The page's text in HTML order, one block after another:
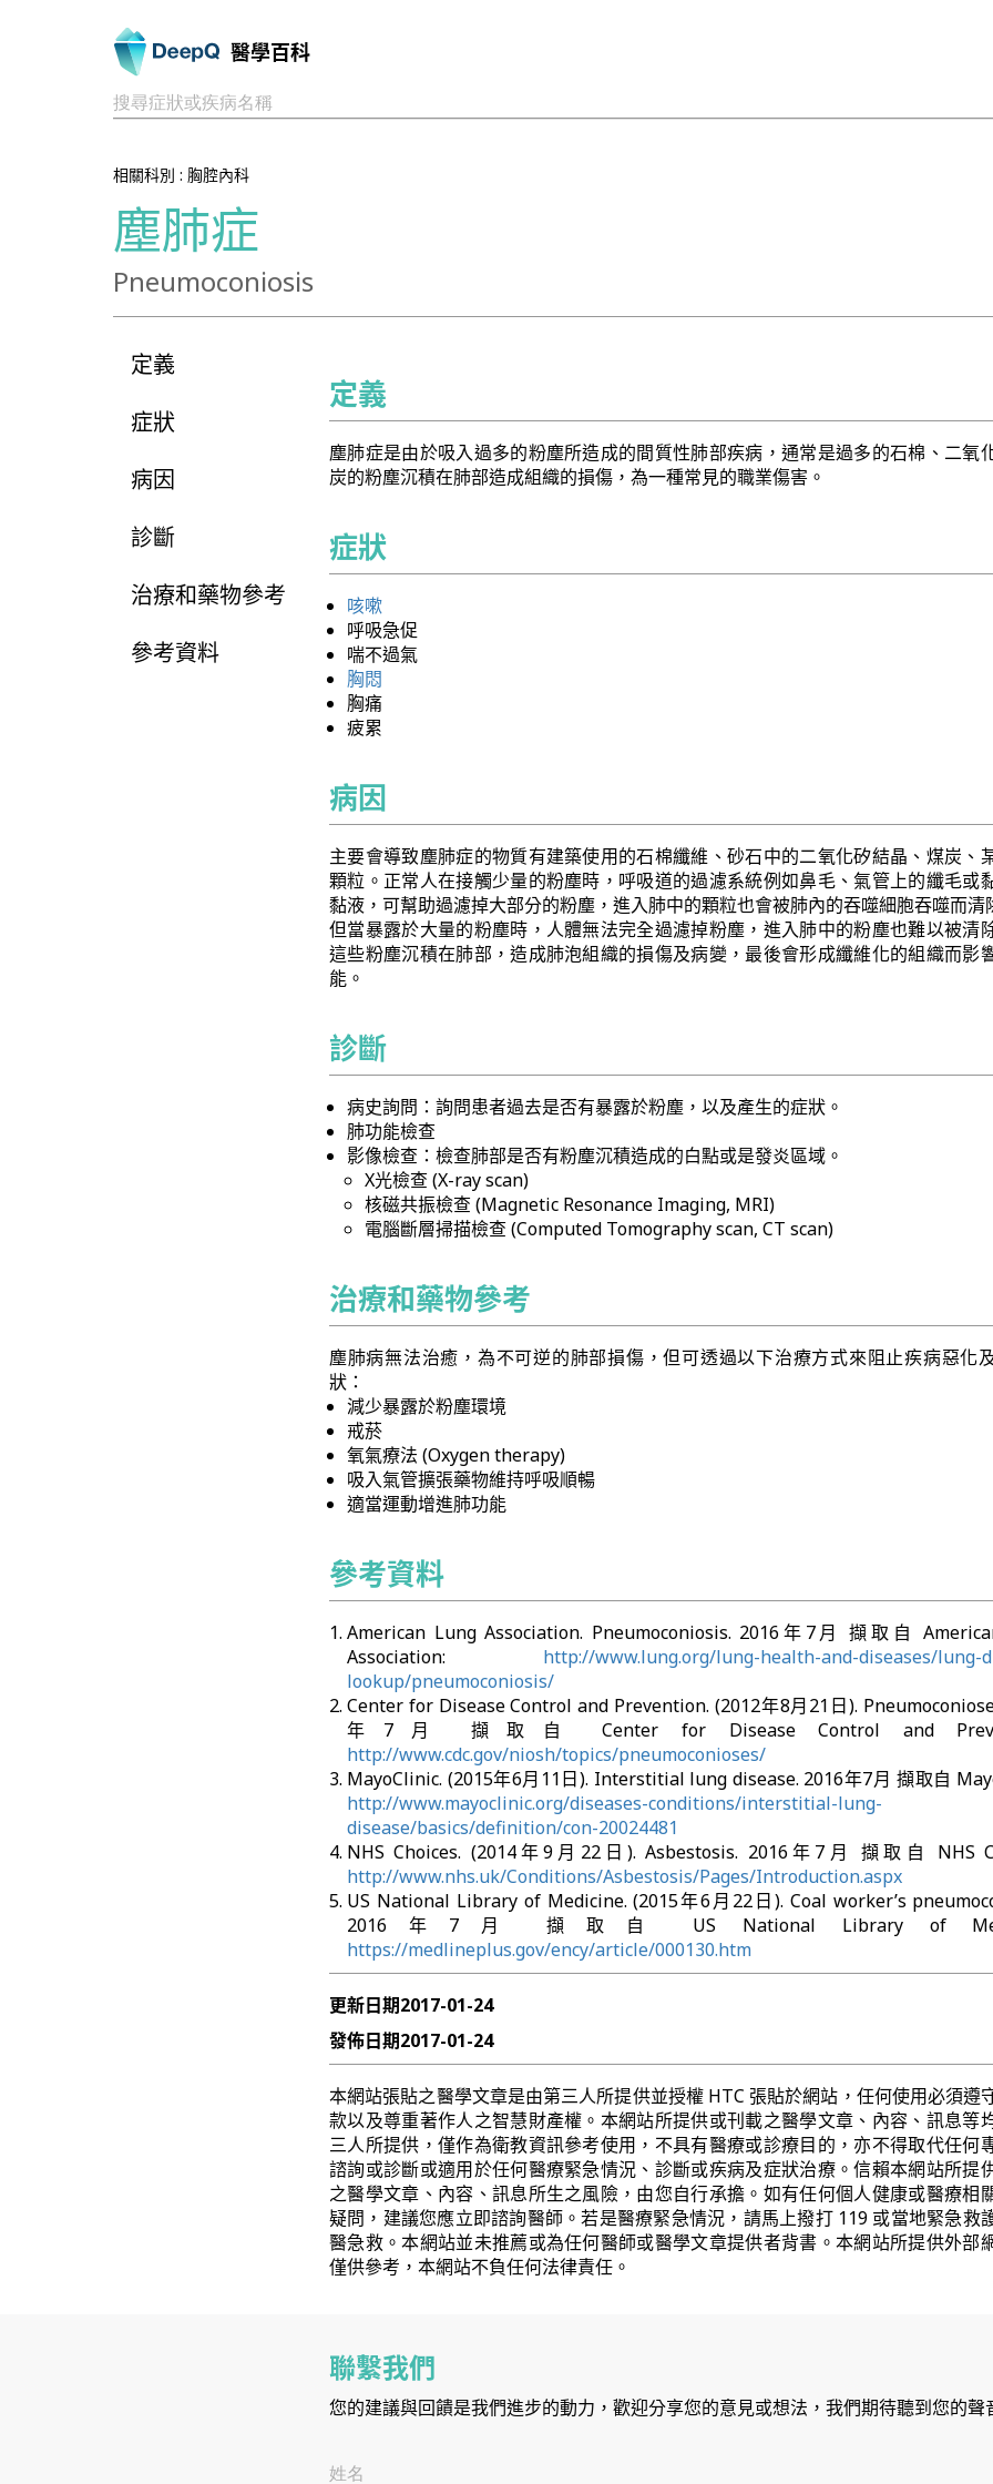
醫學百科
搜尋症狀或疾病名稱
相關科別 : 胸腔內科
塵肺症
Pneumoconiosis
定義
症狀
病因
診斷
治療和藥物參考
參考資料
定義
塵肺症是由於吸入過多的粉塵所造成的間質性肺部疾病，通常是過多的石棉、二氧
炭的粉塵沉積在肺部造成組織的損傷，為一種常見的職業傷害。
症狀
咳嗽
呼吸急促
喘不過氣
胸悶
胸痛
疲累
病因
主要會導致塵肺症的物質有建築使用的石棉纖維、砂石中的二氧化矽結晶、煤炭、
顆粒。正常人在接觸少量的粉塵時，呼吸道的過濾系統例如鼻毛、氣管上的纖毛或
黏液，可幫助過濾掉大部分的粉塵，進入肺中的顆粒也會被肺內的吞噬細胞吞噬而清
但當暴露於大量的粉塵時，人體無法完全過濾掉粉塵，進入肺中的粉塵也難以被清
這些粉塵沉積在肺部，造成肺泡組織的損傷及病變，最後會形成纖維化的組織而影
能。
診斷
病史詢問：詢問患者過去是否有暴露於粉塵，以及產生的症狀。
肺功能檢查
影像檢查：檢查肺部是否有粉塵沉積造成的白點或是發炎區域。
X光檢查 (X-ray scan)
核磁共振檢查 (Magnetic Resonance Imaging, MRI)
電腦斷層掃描檢查 (Computed Tomography scan, CT scan)
治療和藥物參考
塵肺病無法治癒，為不可逆的肺部損傷，但可透過以下治療方式來阻止疾病惡化
狀：
減少暴露於粉塵環境
戒菸
氧氣療法 (Oxygen therapy)
吸入氣管擴張藥物維持呼吸順暢
適當運動增進肺功能
參考資料
American Lung Association. Pneumoconiosis. 2016年7月 擷取自
Association: http://www.lung.org/lung-health-and-diseases/lung-
lookup/pneumoconiosis/
Center for Disease Control and Prevention. (2012年8月21日).
年7月 擷取自 Center for Disease Control and
http://www.cdc.gov/niosh/topics/pneumoconioses/
MayoClinic. (2015年6月11日). Interstitial lung disease. 2016年7月 擷取自
http://www.mayoclinic.org/diseases-conditions/interstitial-lung-
disease/basics/definition/con-20024481
NHS Choices. (2014年9月22日). Asbestosis. 2016年7月 擷取自 NHS
http://www.nhs.uk/Conditions/Asbestosis/Pages/Introduction.aspx
US National Library of Medicine. (2015年6月22日). Coal worker’s
2016年7月 擷取自 US National Library of
https://medlineplus.gov/ency/article/000130.htm
更新日期2017-01-24
發佈日期2017-01-24
本網站張貼之醫學文章是由第三人所提供並授權 HTC 張貼於網站，任何使用必須遵
款以及尊重著作人之智慧財產權。本網站所提供或刊載之醫學文章、內容、訊息等
三人所提供，僅作為衛教資訊參考使用，不具有醫療或診療目的，亦不得取代任何
諮詢或診斷或適用於任何醫療緊急情況、診斷或疾病及症狀治療。信賴本網站所提
之醫學文章、內容、訊息所生之風險，由您自行承擔。如有任何個人健康或醫療相
疑問，建議您應立即諮詢醫師。若是醫療緊急情況，請馬上撥打 119 或當地緊急救
醫急救。本網站並未推薦或為任何醫師或醫學文章提供者背書。本網站所提供外部
僅供參考，本網站不負任何法律責任。
聯繫我們
您的建議與回饋是我們進步的動力，歡迎分享您的意見或想法，我們期待聽到您的聲
姓名